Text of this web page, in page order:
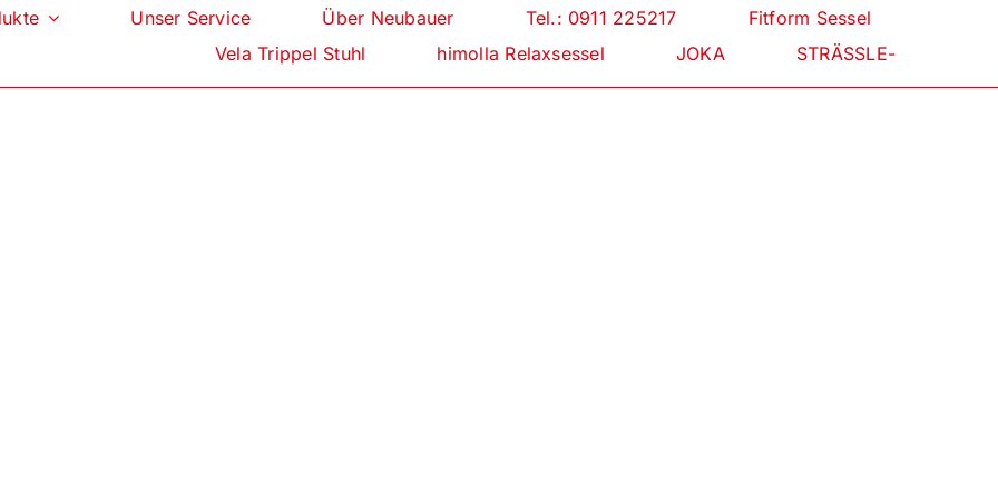
Unser Service Über Neubauer Tel.: 0911 225217
Fitform Sessel
Vela Trippel Stuhl
himolla Relaxsessel JOKA STRÄSSLE-